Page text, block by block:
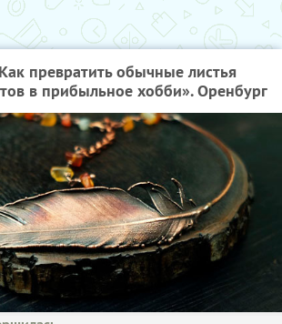
превратить обычные листья
в прибыльное хобби». Оренбург